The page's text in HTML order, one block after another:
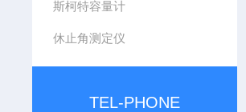
斯柯特容量计
休止角测定仪
TEL-PHONE